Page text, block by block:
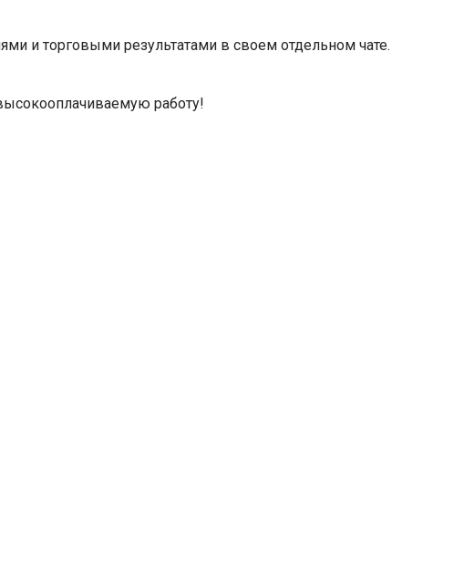
и торговыми результатами в своем отдельном чате.
работу!